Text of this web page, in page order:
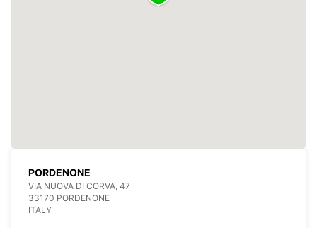
PORDENONE
VIA NUOVA DI CORVA, 47
33170 PORDENONE
ITALY